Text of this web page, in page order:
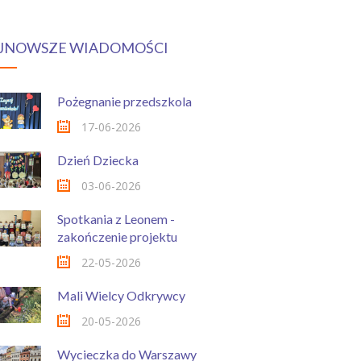
WIADOMOŚCI
Pożegnanie przedszkola
17-06-2026
Dzień Dziecka
03-06-2026
Spotkania z Leonem -
zakończenie projektu
22-05-2026
Mali Wielcy Odkrywcy
20-05-2026
Wycieczka do Warszawy